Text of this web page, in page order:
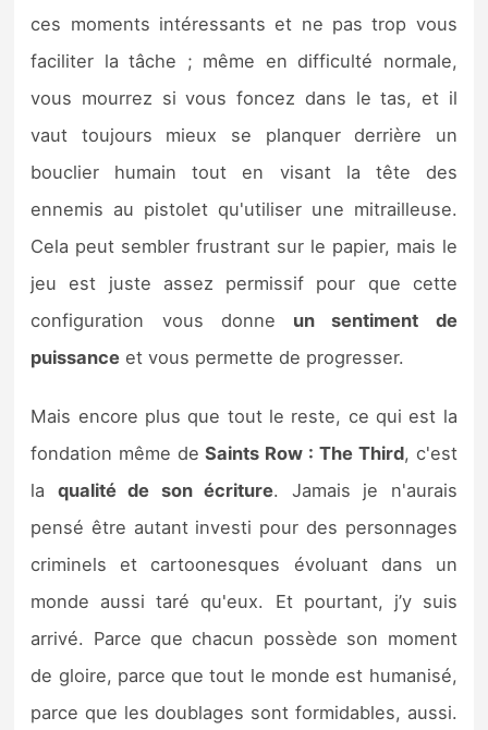
ces moments intéressants et ne pas trop vous
faciliter la tâche ; même en difficulté normale,
vous mourrez si vous foncez dans le tas, et il
vaut toujours mieux se planquer derrière un
bouclier humain tout en visant la tête des
ennemis au pistolet qu'utiliser une mitrailleuse.
Cela peut sembler frustrant sur le papier, mais le
jeu est juste assez permissif pour que cette
configuration vous donne un sentiment de
puissance et vous permette de progresser.
Mais encore plus que tout le reste, ce qui est la
fondation même de Saints Row : The Third, c'est
la qualité de son écriture. Jamais je n'aurais
pensé être autant investi pour des personnages
criminels et cartoonesques évoluant dans un
monde aussi taré qu'eux. Et pourtant, j’y suis
arrivé. Parce que chacun possède son moment
de gloire, parce que tout le monde est humanisé,
parce que les doublages sont formidables, aussi.